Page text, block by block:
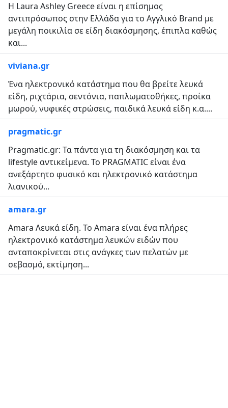
Η Laura Ashley Greece είναι η επίσημος
αντιπρόσωπος στην Ελλάδα για το Αγγλικό Brand με
μεγάλη ποικιλία σε είδη διακόσμησης, έπιπλα καθώς
και...
viviana.gr
Ένα ηλεκτρονικό κατάστημα που θα βρείτε λευκά
είδη, ριχτάρια, σεντόνια, παπλωματοθήκες, προίκα
μωρού, νυφικές στρώσεις, παιδικά λευκά είδη κ.α....
pragmatic.gr
Pragmatic.gr: Τα πάντα για τη διακόσμηση και τα
lifestyle αντικείμενα. Το PRAGMATIC είναι ένα
ανεξάρτητο φυσικό και ηλεκτρονικό κατάστημα
λιανικού...
amara.gr
Amara Λευκά είδη. Το Αmara είναι ένα πλήρες
ηλεκτρονικό κατάστημα λευκών ειδών που
ανταποκρίνεται στις ανάγκες των πελατών με
σεβασμό, εκτίμηση...